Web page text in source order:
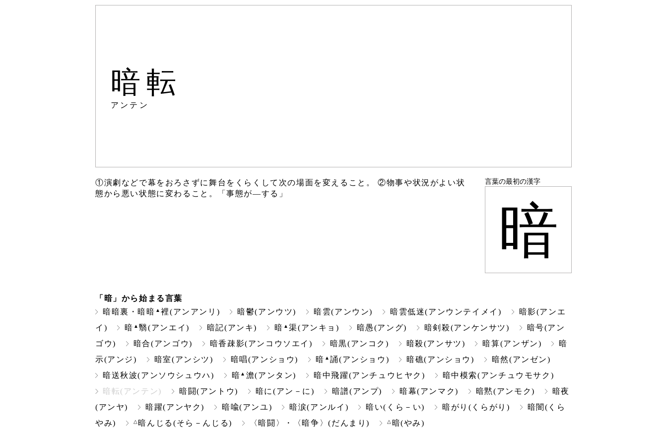
暗転
アンテン
①演劇などで幕をおろさずに舞台をくらくして次の場面を変えること。 ②物事や状況がよい状
態から悪い状態に変わること。「事態が―する」
言葉の最初の漢字
暗
「暗」から始まる言葉
暗暗裏・暗暗 ▲ 裡(アンアンリ) 暗鬱(アンウツ) 暗雲(アンウン) 暗雲低迷(アンウンテイメイ)
暗影(アンエ
イ)
暗 ▲ 翳(アンエイ) 暗記(アンキ) 暗 ▲渠(アンキョ) 暗愚(アング) 暗剣殺(アンケンサツ)
暗号(アン
ゴウ)
暗合(アンゴウ) 暗香疎影(アンコウソエイ) 暗黒(アンコク) 暗殺(アンサツ) 暗算(アンザン)
暗
示(アンジ)
暗室(アンシツ) 暗唱(アンショウ) 暗 ▲誦(アンショウ) 暗礁(アンショウ)
暗然(アンゼン)
暗送秋波(アンソウシュウハ)
暗 ▲ 澹(アンタン) 暗中飛躍(アンチュウヒヤク)
暗中模索(アンチュウモサク)
暗転(アンテン)
暗闘(アントウ) 暗に(アン－に) 暗譜(アンプ) 暗幕(アンマク) 暗黙(アンモク)
暗夜
(アンヤ)
暗躍(アンヤク) 暗喩(アンユ) 暗涙(アンルイ) 暗い(くら－い) 暗がり(くらがり)
暗闇(くら
やみ)
△暗んじる(そら－んじる) 〈暗闘〉・〈暗争〉(だんまり) △ 暗(やみ)